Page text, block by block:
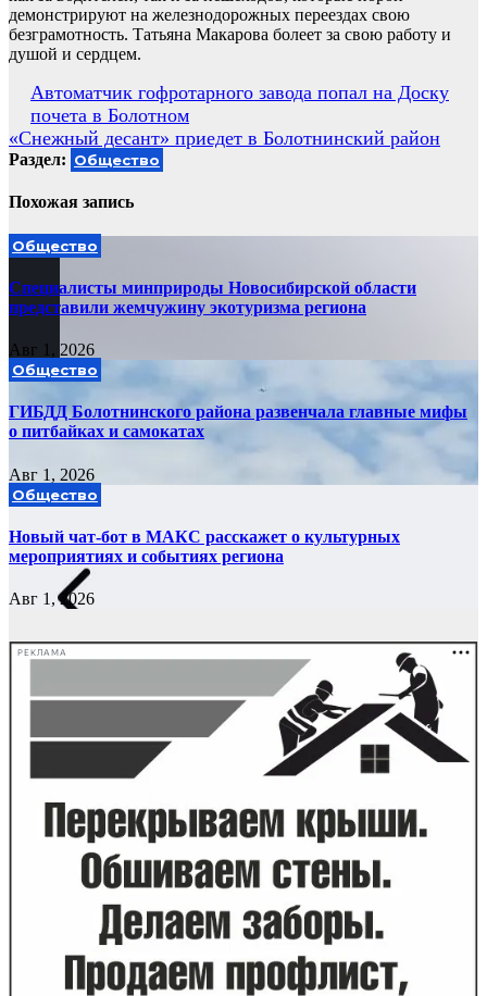
демонстрируют на железнодорожных переездах свою
безграмотность. Татьяна Макарова болеет за свою работу и
душой и сердцем.
Навигация
по
записям
Автоматчик гофротарного завода попал на Доску
почета в Болотном
«Снежный десант» приедет в Болотнинский район
Раздел: Общество
Похожая запись
Общество
Специалисты минприроды Новосибирской области
представили жемчужину экотуризма региона
Авг 1, 2026
Общество
ГИБДД Болотнинского района развенчала главные мифы
о питбайках и самокатах
Авг 1, 2026
Общество
Новый чат-бот в МАКС расскажет о культурных
мероприятиях и событиях региона
Авг 1, 2026
РЕКЛАМА